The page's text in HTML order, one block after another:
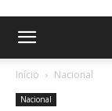
Início Nacional
Nacional